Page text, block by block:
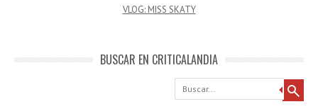
VLOG: MISS SKATY
BUSCAR EN CRITICALANDIA
Buscar